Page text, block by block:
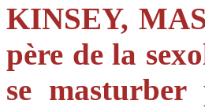
KINSEY,
père de la
se